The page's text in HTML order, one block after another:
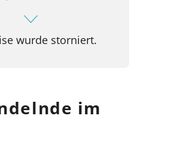
wurde storniert.
im